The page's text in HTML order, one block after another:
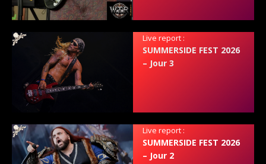
Live report :
SUMMERSIDE FEST 2026
– Jour 3
Live report :
SUMMERSIDE FEST 2026
– Jour 2